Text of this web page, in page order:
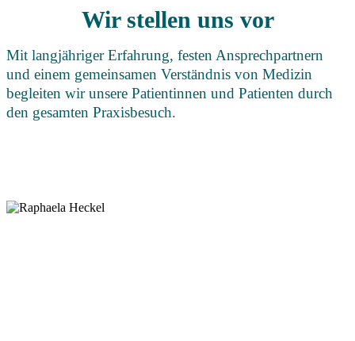
Wir stellen uns vor
Mit langjähriger Erfahrung, festen Ansprechpartnern
und einem gemeinsamen Verständnis von Medizin
begleiten wir unsere Patientinnen und Patienten durch
den gesamten Praxisbesuch.